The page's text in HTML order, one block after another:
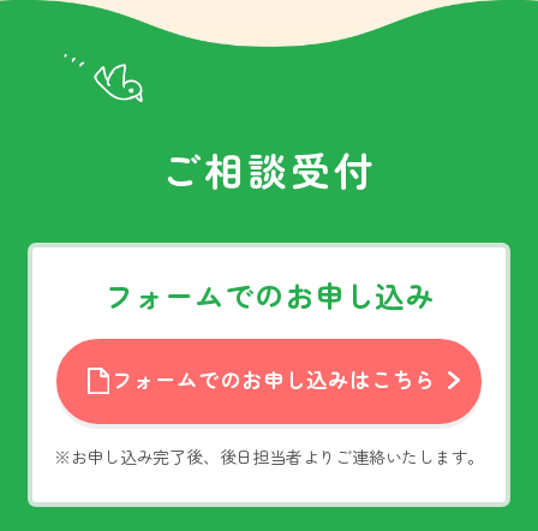
ご相談受付
フォームでのお申し込み
フォームでのお申し込みはこちら
※お申し込み完了後、後日担当者よりご連絡いたします。